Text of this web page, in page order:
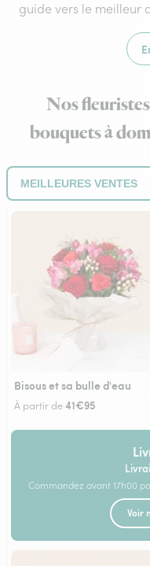
guide vers le meilleur
Nos
bouquets à
Bisous et sa bulle d'eau
À partir de41€95
Commandez avant 17h00
Voir